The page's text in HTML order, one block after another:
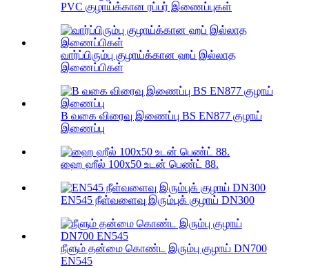
PVC குழாய்க்கான ரப்பர் இணைப்புகள்
வார்ப்பிரும்பு குழாய்க்கான ஹப் இல்லாத
இணைப்பிகள்
B வகை விரைவு இணைப்பு BS EN877 குழாய்
இணைப்பு
ஹை ஹீல் 100x50 உடன் பெண்ட் 88.
EN545 நீள்வளைவு இரும்புக் குழாய் DN300
நீளும் தன்மை கொண்ட இரும்பு குழாய் DN700
EN545